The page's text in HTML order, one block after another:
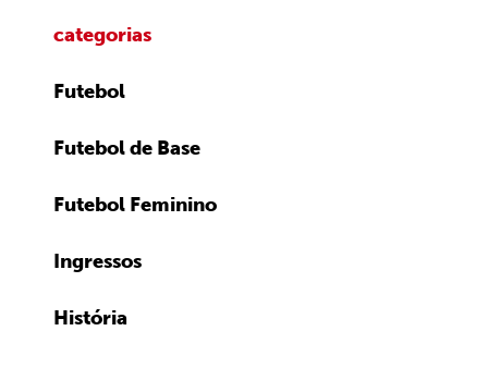
categorias
Futebol
Futebol de Base
Futebol Feminino
Ingressos
História